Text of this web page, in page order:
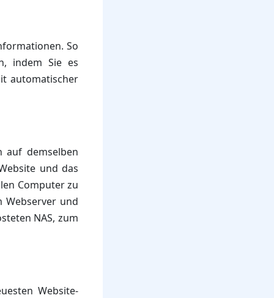
So
indem Sie es
automatischer
auf demselben
und das
Computer zu
Webserver und
NAS, zum
Website-